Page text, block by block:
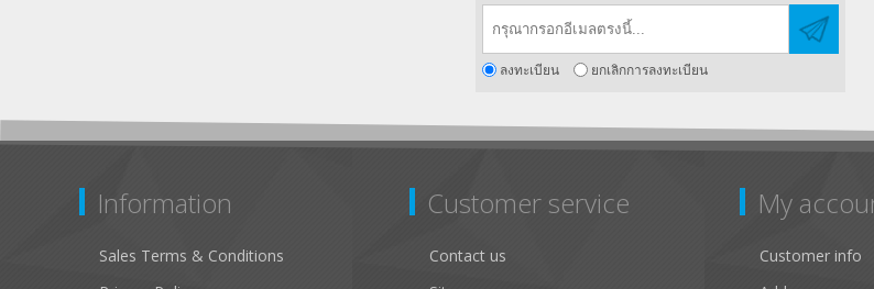
ลงทะเบียน ยกเลิกการลงทะเบียน
Information
Sales Terms & Conditions
Customer service
Contact us
My
Customer info